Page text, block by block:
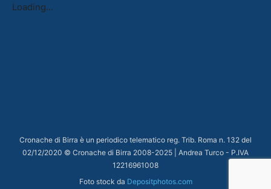
Loading...
Cronache di Birra è un periodico telematico reg. Trib. Roma n. 132 del
02/12/2020 © Cronache di Birra 2008-2025 | Andrea Turco - P.IVA
12216961008
Foto stock da Depositphotos.com